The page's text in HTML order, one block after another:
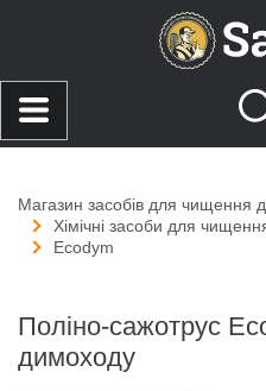
Магазин засобів для чищення
Хімічні засоби для
Ecodym
Поліно-сажотрус
димоходу